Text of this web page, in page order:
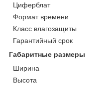
Циферблат
Формат времени
Класс влагозащиты
Гарантийный срок
Габаритные размеры
Ширина
Высота